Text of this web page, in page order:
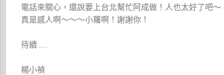
電話來關心，還說要上台北幫忙阿成做！人也太好了吧～
真是感人啊～～～小羅啊！謝謝你！
待續……
楊小禎